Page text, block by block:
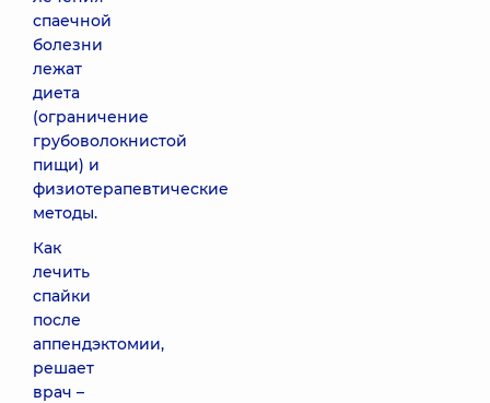
спаечной
болезни
лежат
диета
(ограничение
грубоволокнистой
пищи) и
физиотерапевтические
методы.
Как
лечить
спайки
после
аппендэктомии,
решает
врач –